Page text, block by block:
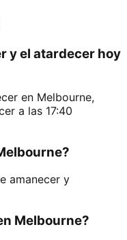
y el atardecer hoy
en Melbourne,
a las 17:40
amanecer y
Melbourne?